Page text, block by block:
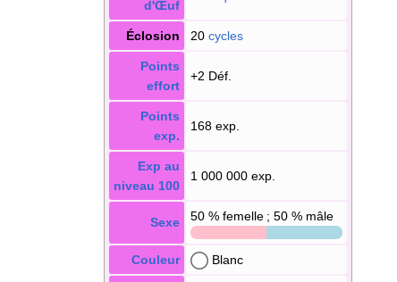
d'Œuf
Éclosion 20 cycles
Points
effort
+2 Déf.
Points
exp.
168 exp.
Exp au
niveau 100
1 000 000 exp.
Sexe 50 % femelle ; 50 % mâle
Couleur Blanc